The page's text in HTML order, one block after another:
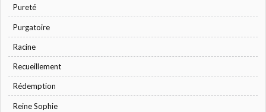
Pureté
Purgatoire
Racine
Recueillement
Rédemption
Reine Sophie